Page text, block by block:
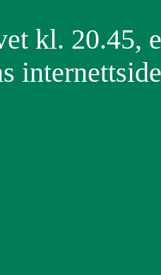
kl. 20.45,